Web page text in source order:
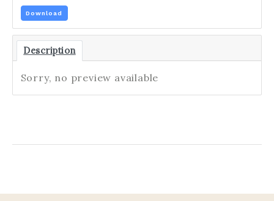
Download
Description
Sorry, no preview available